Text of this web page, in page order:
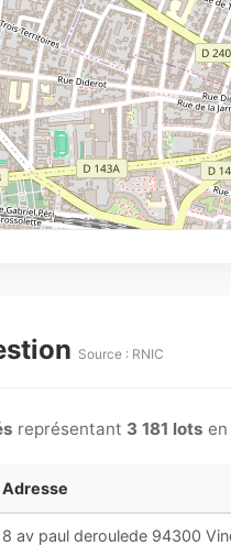
Source : RNIC
représentant 3 181 lots
Adresse
8 av paul deroulede 94300